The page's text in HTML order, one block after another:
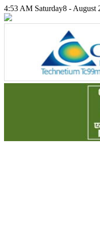
4:53 AM Saturday8 - August